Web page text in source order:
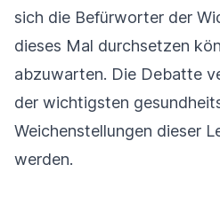
sich die Befürworter der
dieses Mal durchsetzen
abzuwarten. Die Debatte
der wichtigsten
Weichenstellungen dieser
werden.